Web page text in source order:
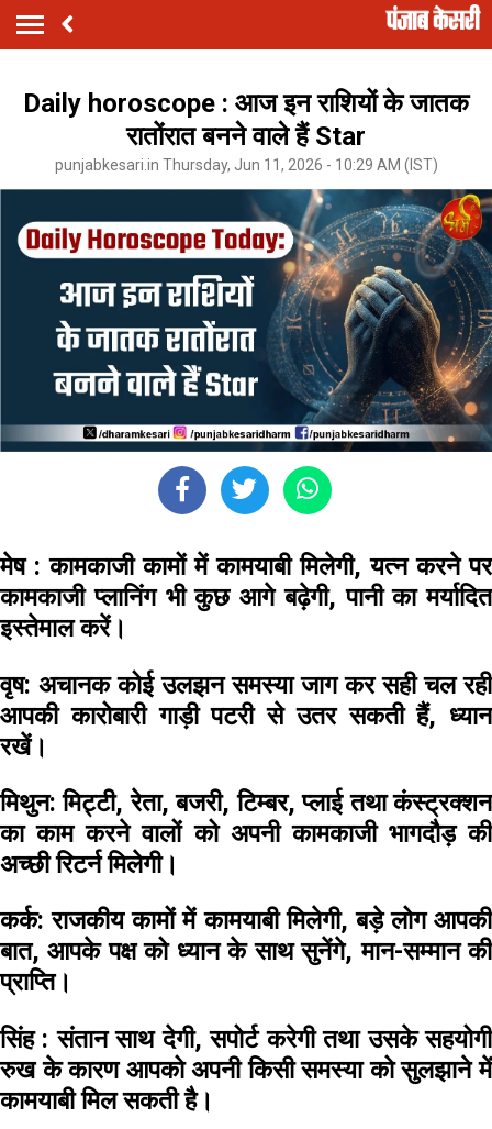
Daily horoscope : आज इन राशियों के जातक
रातोंरात बनने वाले हैं Star
punjabkesari.in Thursday, Jun 11, 2026 - 10:29 AM (IST)
मेष : कामकाजी कामों में कामयाबी मिलेगी, यत्न करने पर
कामकाजी प्लानिंग भी कुछ आगे बढ़ेगी, पानी का मर्यादित
इस्तेमाल करें।
वृष: अचानक कोई उलझन समस्या जाग कर सही चल रही
आपकी कारोबारी गाड़ी पटरी से उतर सकती हैं, ध्यान
रखें।
मिथुन:मिट्टी, रेता, बजरी, टिम्बर, प्लाई तथा कंस्ट्रक्शन
का काम करने वालों को अपनी कामकाजी भागदौड़ की
अच्छी रिटर्न मिलेगी।
कर्क:राजकीय कामों में कामयाबी मिलेगी, बड़े लोग आपकी
बात, आपके पक्ष को ध्यान के साथ सुनेंगे, मान-सम्मान की
प्राप्ति।
सिंह : संतान साथ देगी, सपोर्ट करेगी तथा उसके सहयोगी
रुख के कारण आपको अपनी किसी समस्या को सुलझाने में
कामयाबी मिल सकती है।